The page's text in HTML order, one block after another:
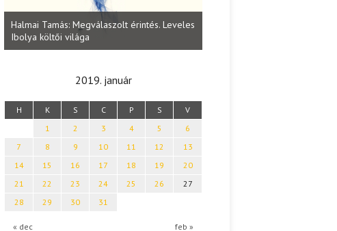
Halmai Tamás: Megválaszolt érintés. Leveles
Ibolya költői világa
2019. január
H K S C P S V
« dec feb »
1 2 3 4 5
6
7
8 9 10 11 12
13
14
15 16 17 18 19
20
21
22 23 24 25 26
27
28
29 30 31